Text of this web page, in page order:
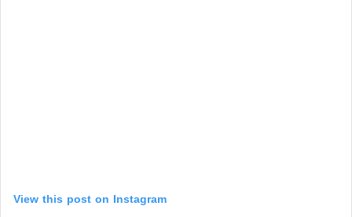
View this post on Instagram